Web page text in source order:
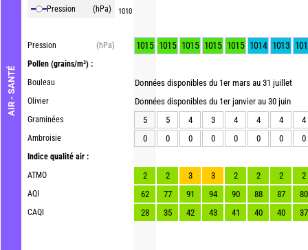
AIR - SANTÉ
Pression (hPa)
Pression
(hPa)
Pollen (grains/m³) :
Bouleau
Olivier
Graminées
Ambroisie
Indice qualité air :
ATMO
AQI
CAQI
1010
1015 1015 1015 1015 1015 1014 1013
Données disponibles du 1er mars au 31 juillet
Données disponibles du 1er janvier au 30 juin
5
5 4 3 4 4 4
4
0
0 0 0 0 0 0 0
2 2 3 3 2 2 2
2
62
77 91 94 90 88 87
80
28
35 42 43 41 40 40 37